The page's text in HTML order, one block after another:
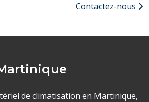
Contactez-nous
de climatisation en Martinique,